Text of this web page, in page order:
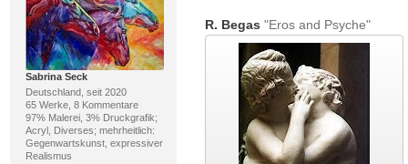
Sabrina Seck
Deutschland, seit 2020
65 Werke, 8 Kommentare
97% Malerei, 3% Druckgrafik;
Acryl, Diverses; mehrheitlich:
Gegenwartskunst, expressiver
Realismus
R. Begas "Eros and Psyche"